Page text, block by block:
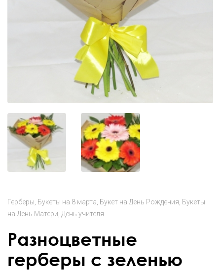
Герберы Букеты на 8 марта Букет на День Рождения Букеты
на День Матери День учителя
Разноцветные
герберы с зеленью